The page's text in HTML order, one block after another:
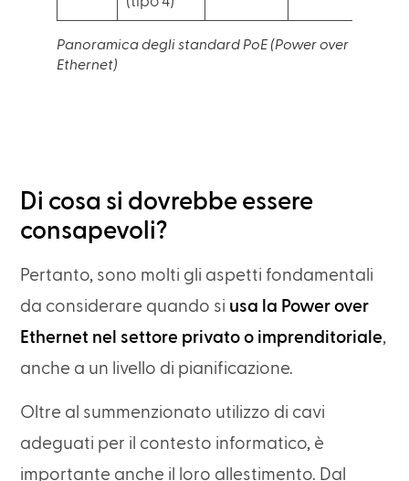
Panoramica degli standard PoE (Power over
Ethernet)
Di cosa si dovrebbe essere
consapevoli?
Pertanto, sono molti gli aspetti fondamentali
da considerare quando si usa la Power over
Ethernet nel settore privato o imprenditoriale,
anche a un livello di pianificazione.
Oltre al summenzionato utilizzo di cavi
adeguati per il contesto informatico, è
importante anche il loro allestimento. Dal